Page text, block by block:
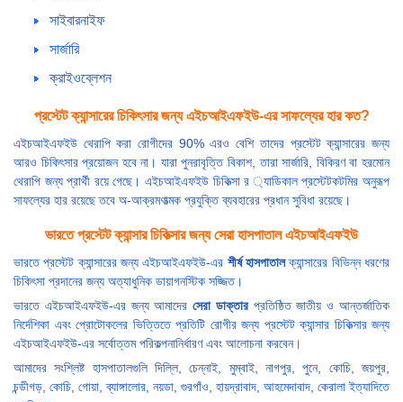
সাইবারনাইফ
সার্জারি
ক্রাইওব্লেশন
প্রস্টেট ক্যান্সারের চিকিৎসার জন্য এইচআইএফইউ-এর সাফল্যের হার কত?
এইচআইএফইউ থেরাপি করা রোগীদের 90% এরও বেশি তাদের প্রস্টেট ক্যান্সারের জন্য
আরও চিকিৎসার প্রয়োজন হবে না। যারা পুনরাবৃত্তি বিকাশ, তারা সার্জারি, বিকিরণ বা হরমোন
থেরাপি জন্য প্রার্থী রয়ে গেছে। এইচআইএফইউ চিকিত্সা র ্যাডিকাল প্রস্টেটকটমির অনুরূপ
সাফল্যের হার রয়েছে তবে অ-আক্রমণাত্মক প্রযুক্তি ব্যবহারের প্রধান সুবিধা রয়েছে।
ভারতে প্রস্টেট ক্যান্সার চিকিত্সার জন্য সেরা হাসপাতাল এইচআইএফইউ
ভারতে প্রস্টেট ক্যান্সারের জন্য এইচআইএফইউ-এর শীর্ষ হাসপাতালক্যান্সারের বিভিন্ন ধরণের
চিকিৎসা প্রদানের জন্য অত্যাধুনিক ডায়াগনস্টিক সজ্জিত।
ভারতে এইচআইএফইউ-এর জন্য আমাদেরসেরা ডাক্তারপ্রতিষ্ঠিত জাতীয় ও আন্তর্জাতিক
নির্দেশিকা এবং প্রোটোকলের ভিত্তিতে প্রতিটি রোগীর জন্য প্রস্টেট ক্যান্সার চিকিত্সার জন্য
এইচআইএফইউ-এর সর্বোত্তম পরিকল্পনানির্ধারণ এবং আলোচনা করবেন।
আমাদের সংশ্লিষ্ট হাসপাতালগুলি দিল্লি, চেন্নাই, মুম্বাই, নাগপুর, পুনে, কোচি, জয়পুর,
চন্ডীগড়, কোচি, গোয়া, ব্যাঙ্গালোর, নয়ডা, গুরগাঁও, হায়দ্রাবাদ, আহমেদাবাদ, কেরালা ইত্যাদিতে